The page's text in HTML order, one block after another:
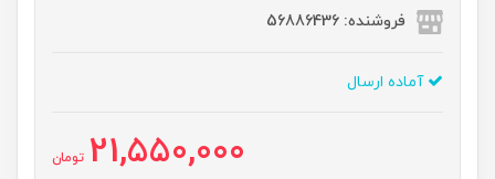
فروشنده: 56886436
آماده ارسال
21,550,000 تومان